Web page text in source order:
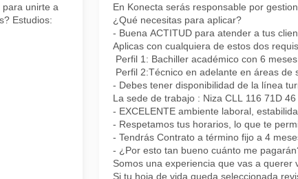
unirte a
Estudios:
En Konecta serás responsable por
¿Qué necesitas para aplicar?
- Buena ACTITUD para atender a tus
Aplicas con cualquiera de estos dos
Perfil 1: Bachiller académico con 6
Perfil 2:Técnico en adelante en áreas
- Debes tener disponibilidad de la línea
La sede de trabajo : Niza CLL 116 71D
- EXCELENTE ambiente laboral,
- Respetamos tus horarios, lo que te
- Tendrás Contrato a término fijo a 4
- ¿Por esto tan bueno cuánto me
Somos una experiencia que vas a querer
Si tu hoja de vida queda seleccionada